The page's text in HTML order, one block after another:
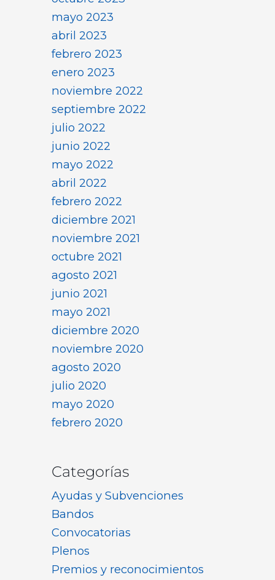
mayo 2023
abril 2023
febrero 2023
enero 2023
noviembre 2022
septiembre 2022
julio 2022
junio 2022
mayo 2022
abril 2022
febrero 2022
diciembre 2021
noviembre 2021
octubre 2021
agosto 2021
junio 2021
mayo 2021
diciembre 2020
noviembre 2020
agosto 2020
julio 2020
mayo 2020
febrero 2020
Categorías
Ayudas y Subvenciones
Bandos
Convocatorias
Plenos
Premios y reconocimientos